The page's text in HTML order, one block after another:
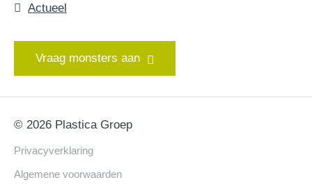
Actueel
Vraag monsters aan
© 2026 Plastica Groep
Privacyverklaring
Algemene voorwaarden